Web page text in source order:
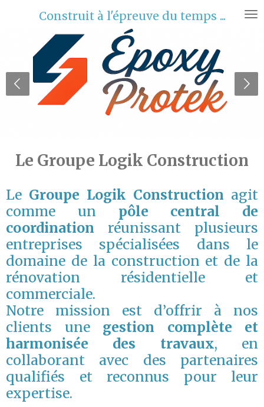
principal
Construit à l'épreuve du temps ...
Le Groupe Logik Construction
Le Groupe Logik Construction agit
comme un pôle central de
coordination réunissant plusieurs
entreprises spécialisées dans le
domaine de la construction et de la
rénovation résidentielle et
commerciale.
Notre mission est d’offrir à nos
clients une gestion complète et
harmonisée des travaux, en
collaborant avec des partenaires
qualifiés et reconnus pour leur
expertise.